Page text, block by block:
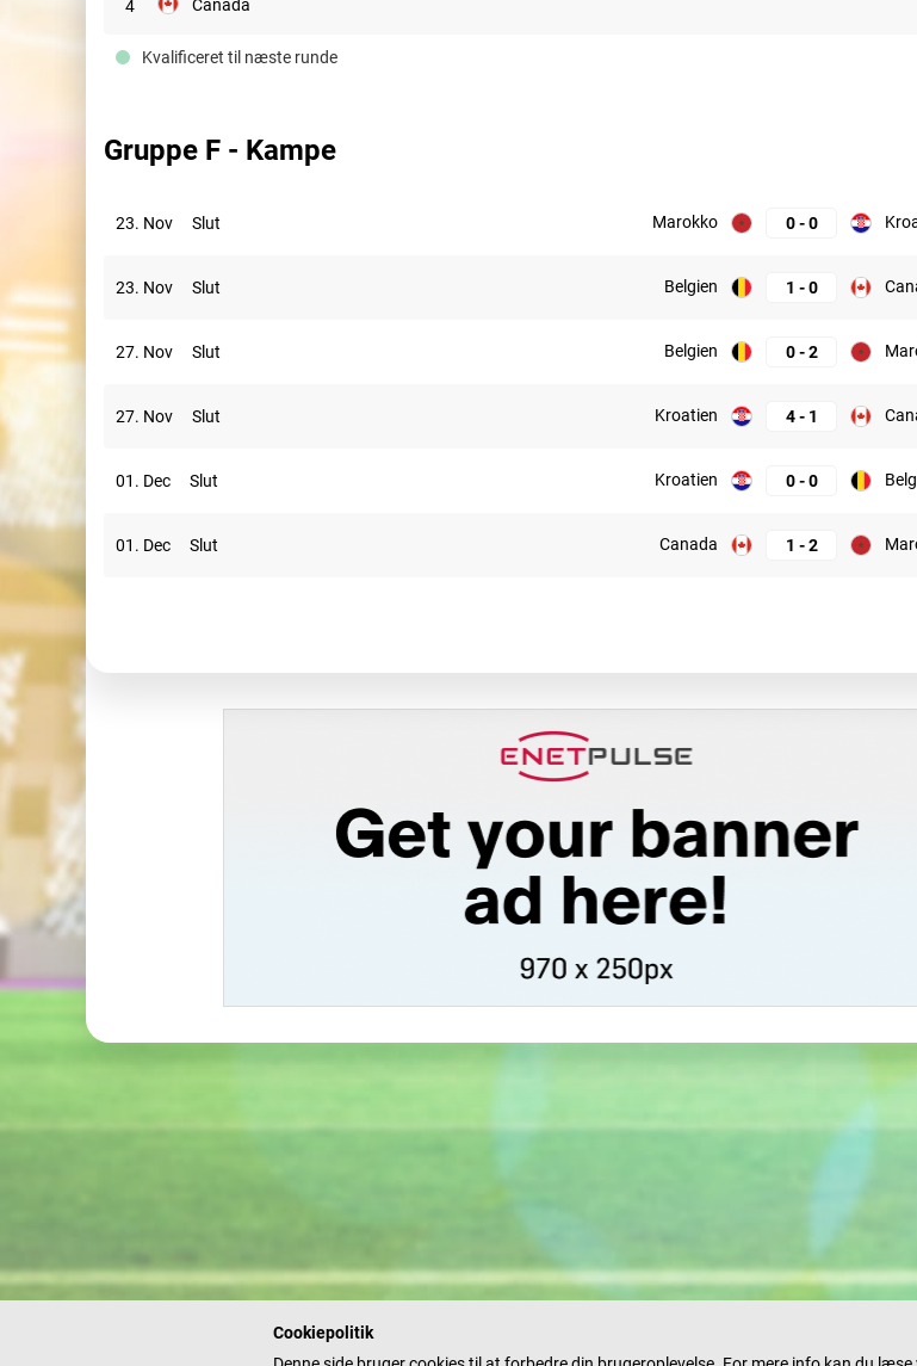
4 Canada
Kvalificeret til næste runde
Gruppe F - Kampe
23. Nov Slut Marokko 0 - 0
23. Nov Slut Belgien 1 - 0
27. Nov Slut Belgien 0 - 2
27. Nov Slut Kroatien 4 - 1
01. Dec Slut Kroatien 0 - 0
01. Dec Slut Canada 1 - 2
Cookiepolitik